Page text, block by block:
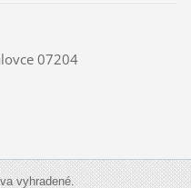
07204
vyhradené.